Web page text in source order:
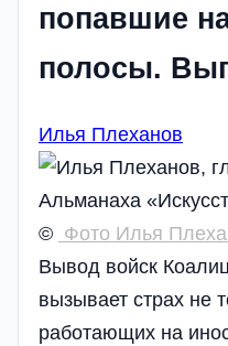
попавшие
полосы.
Илья Плеханов
© Фото Илья
Вывод войск
вызывает страх не
работающих на